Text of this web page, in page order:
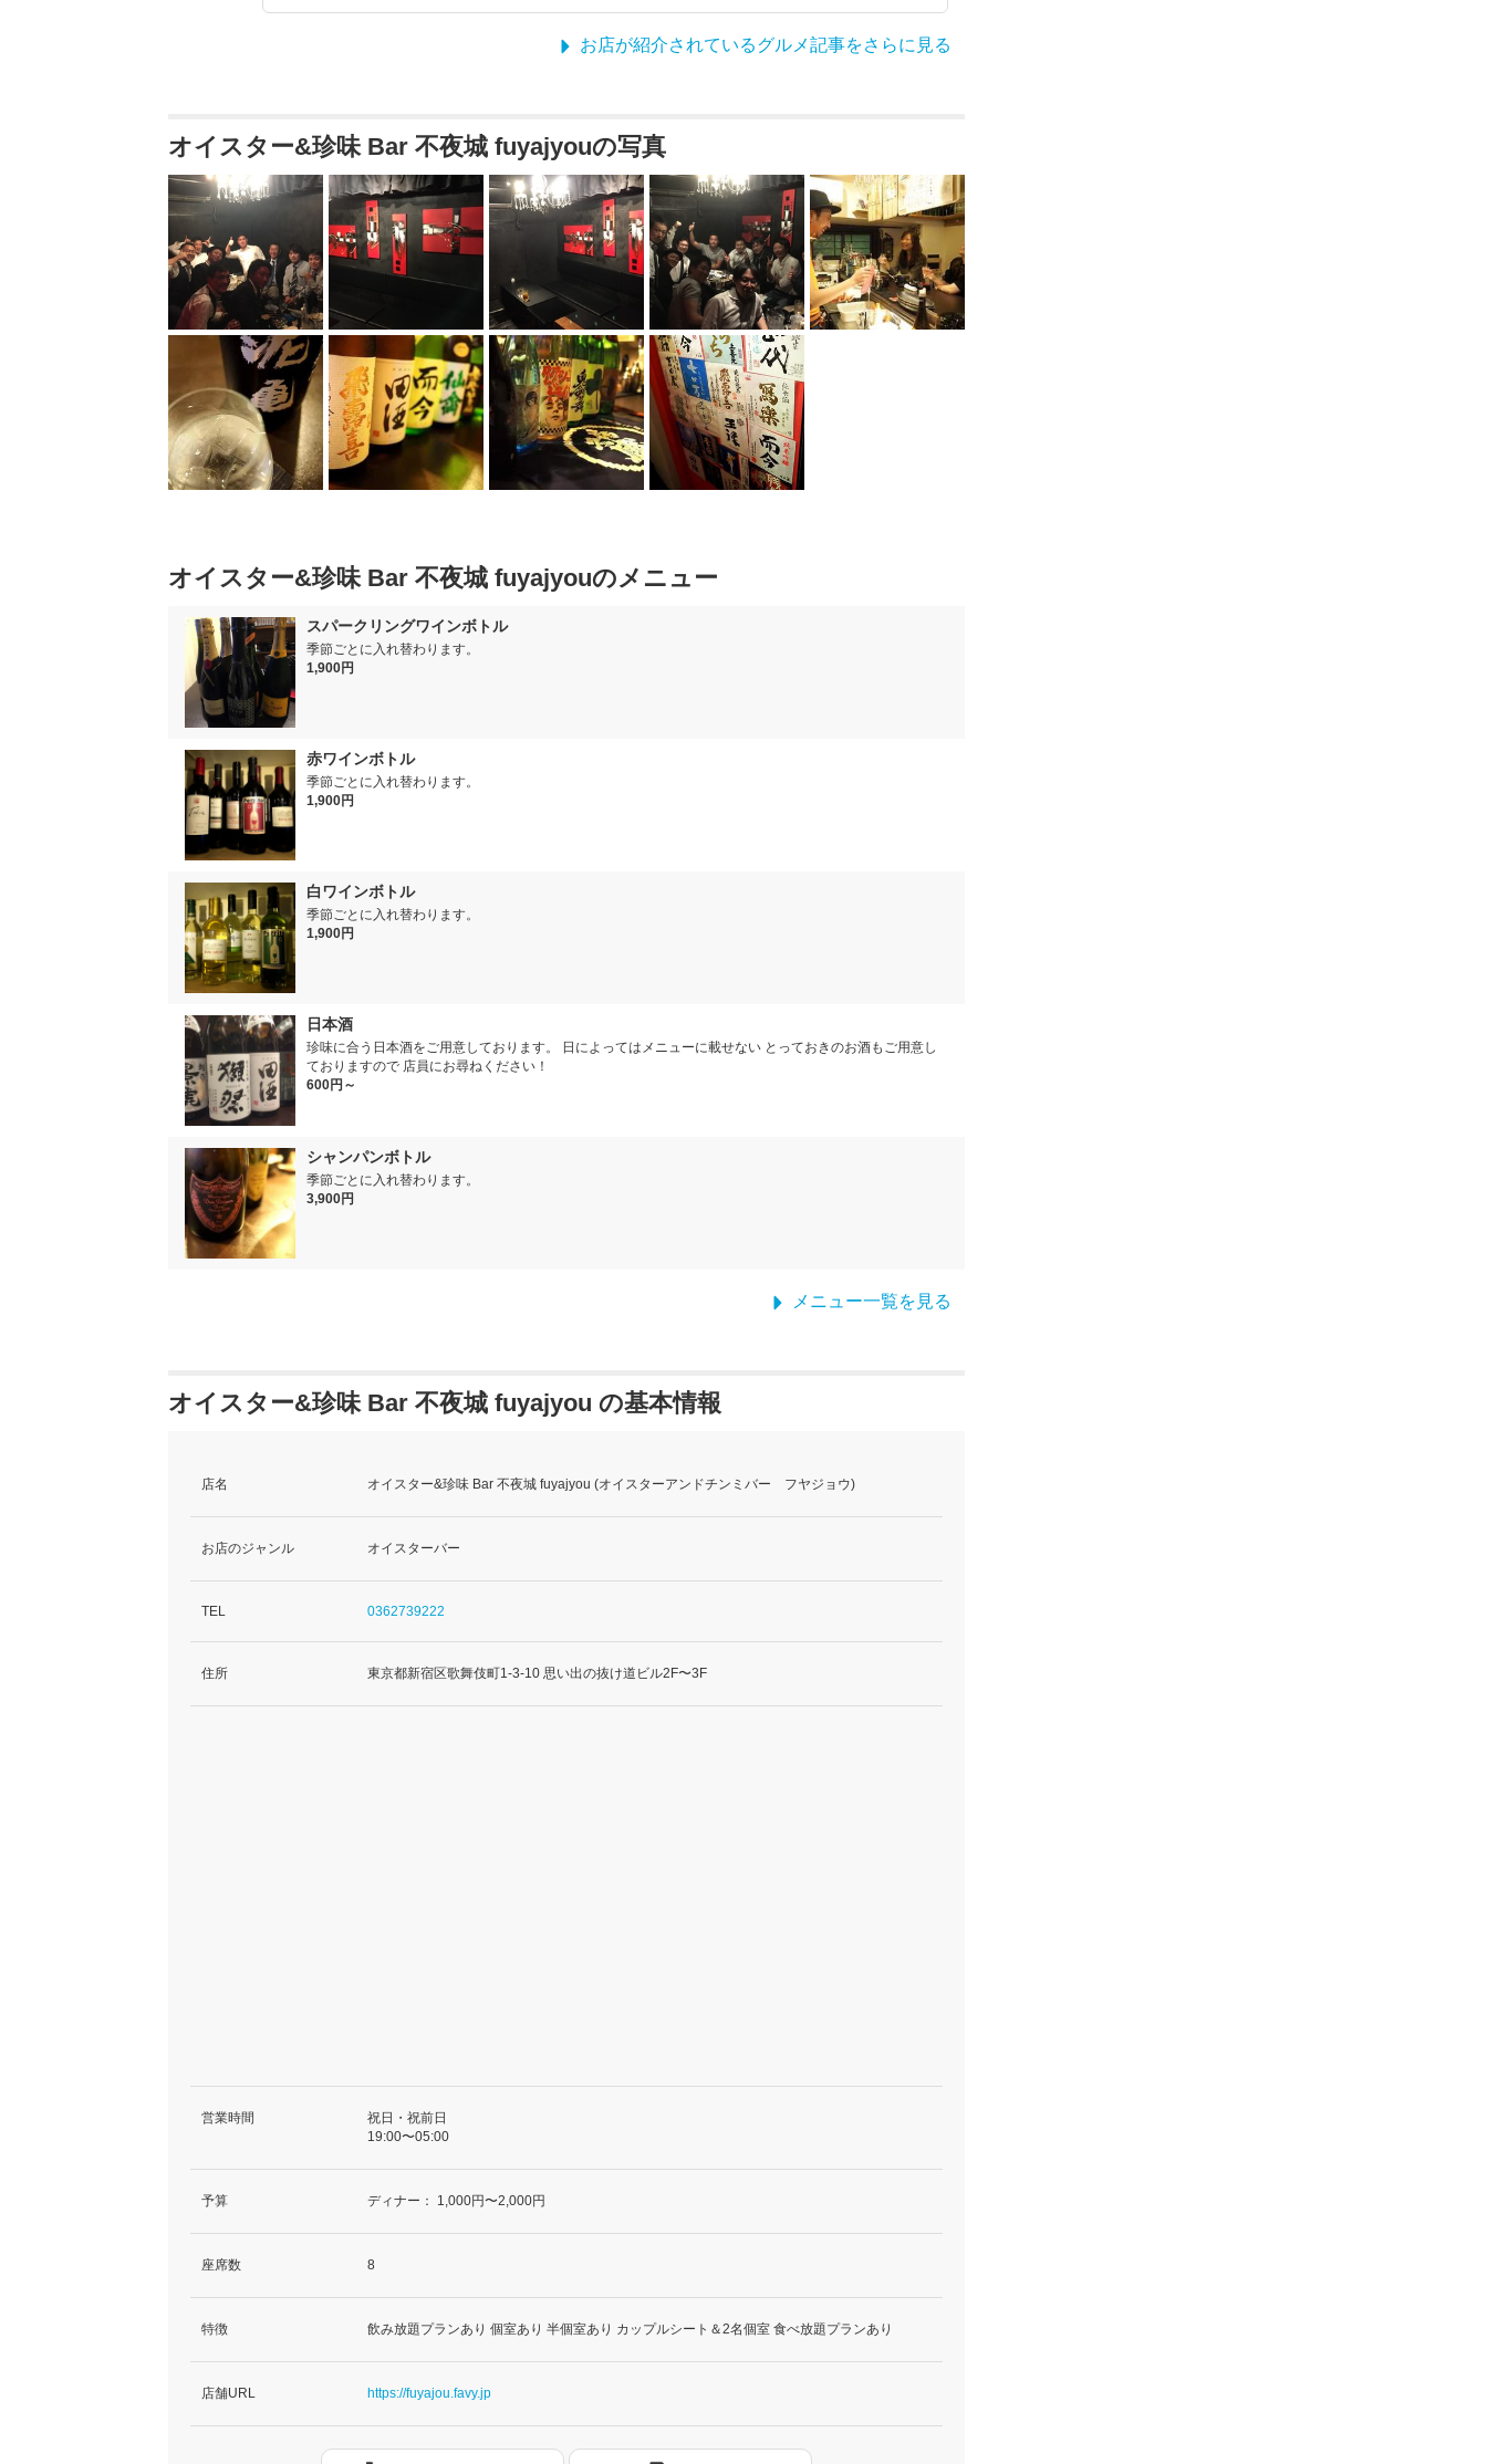
お店が紹介されているグルメ記事をさらに見る
オイスター&珍味 Bar 不夜城 fuyajyouの写真
オイスター&珍味 Bar 不夜城 fuyajyouのメニュー
スパークリングワインボトル
季節ごとに入れ替わります。
1,900円
赤ワインボトル
季節ごとに入れ替わります。
1,900円
白ワインボトル
季節ごとに入れ替わります。
1,900円
日本酒
珍味に合う日本酒をご用意しております。 日によってはメニューに載せない とっておきのお酒もご用意し
ておりますので 店員にお尋ねください！
600円～
シャンパンボトル
季節ごとに入れ替わります。
3,900円
メニュー一覧を見る
オイスター&珍味 Bar 不夜城 fuyajyou の基本情報
店名 オイスター&珍味 Bar 不夜城 fuyajyou (オイスターアンドチンミバー フヤジョウ)
お店のジャンル オイスターバー
TEL 0362739222
住所 東京都新宿区歌舞伎町1-3-10 思い出の抜け道ビル2F〜3F
営業時間
祝日・祝前日
19:00〜05:00
予算 ディナー： 1,000円〜2,000円
座席数 8
特徴 飲み放題プランあり 個室あり 半個室あり カップルシート＆2名個室 食べ放題プランあり
店舗URL https://fuyajou.favy.jp